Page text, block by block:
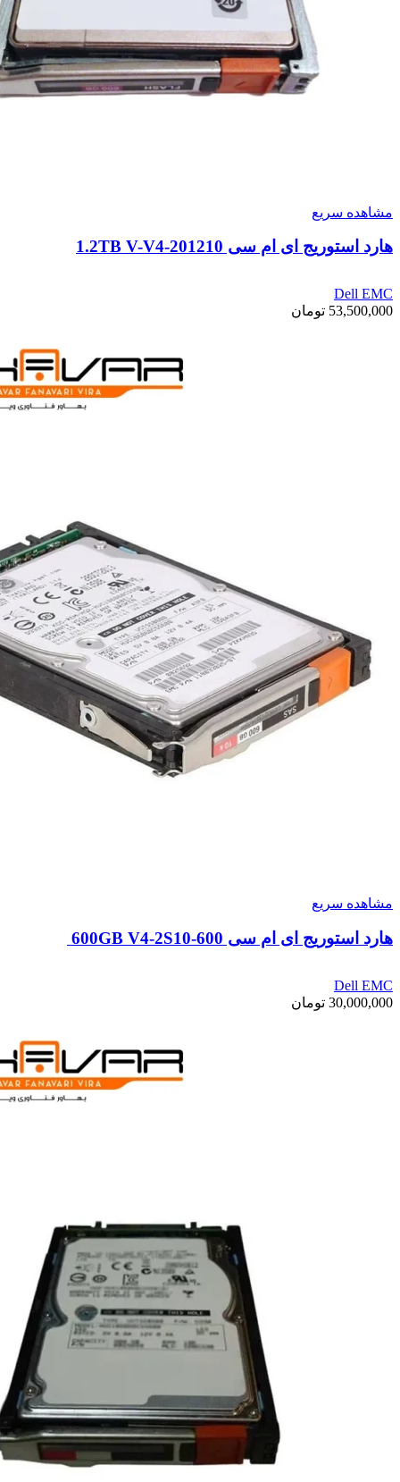
مشاهده سریع
هارد استوریج ای ام سی 1.2TB V-V4-201210
Dell EMC
53,500,000 تومان
مشاهده سریع
هارد استوریج ای ام سی 600GB V4-2S10-600
Dell EMC
30,000,000 تومان